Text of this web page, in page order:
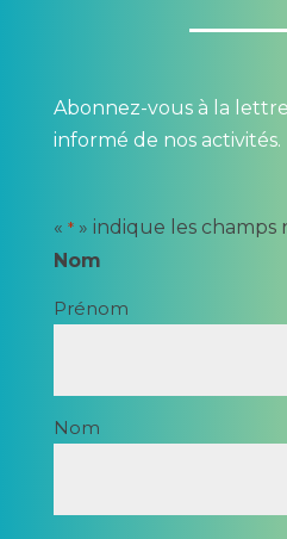
Abonnez-vous à la
informé de nos activités.
« *» indique les champs
Nom
Prénom
Nom